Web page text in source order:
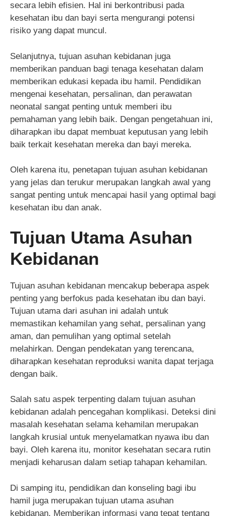
secara lebih efisien. Hal ini berkontribusi pada
kesehatan ibu dan bayi serta mengurangi potensi
risiko yang dapat muncul.
Selanjutnya, tujuan asuhan kebidanan juga
memberikan panduan bagi tenaga kesehatan dalam
memberikan edukasi kepada ibu hamil. Pendidikan
mengenai kesehatan, persalinan, dan perawatan
neonatal sangat penting untuk memberi ibu
pemahaman yang lebih baik. Dengan pengetahuan ini,
diharapkan ibu dapat membuat keputusan yang lebih
baik terkait kesehatan mereka dan bayi mereka.
Oleh karena itu, penetapan tujuan asuhan kebidanan
yang jelas dan terukur merupakan langkah awal yang
sangat penting untuk mencapai hasil yang optimal bagi
kesehatan ibu dan anak.
Tujuan Utama Asuhan
Kebidanan
Tujuan asuhan kebidanan mencakup beberapa aspek
penting yang berfokus pada kesehatan ibu dan bayi.
Tujuan utama dari asuhan ini adalah untuk
memastikan kehamilan yang sehat, persalinan yang
aman, dan pemulihan yang optimal setelah
melahirkan. Dengan pendekatan yang terencana,
diharapkan kesehatan reproduksi wanita dapat terjaga
dengan baik.
Salah satu aspek terpenting dalam tujuan asuhan
kebidanan adalah pencegahan komplikasi. Deteksi dini
masalah kesehatan selama kehamilan merupakan
langkah krusial untuk menyelamatkan nyawa ibu dan
bayi. Oleh karena itu, monitor kesehatan secara rutin
menjadi keharusan dalam setiap tahapan kehamilan.
Di samping itu, pendidikan dan konseling bagi ibu
hamil juga merupakan tujuan utama asuhan
kebidanan. Memberikan informasi yang tepat tentang